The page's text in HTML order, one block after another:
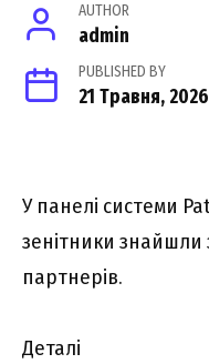
AUTHOR
admin
PUBLISHED BY
21 Травня, 2026
У панелі системи
зенітники знайшли
партнерів.
Деталі